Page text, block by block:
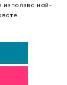
използва най-